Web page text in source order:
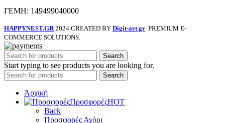
ΓΕΜΗ: 149499040000
HAPPYNEST.GR 2024 CREATED BY Digit-art.gr . PREMIUM E-
COMMERCE SOLUTIONS.
Search
Start typing to see products you are looking for.
Search
Άρχική
ΠροσφορέςHOT
Back
Προσφορές Αγόρι